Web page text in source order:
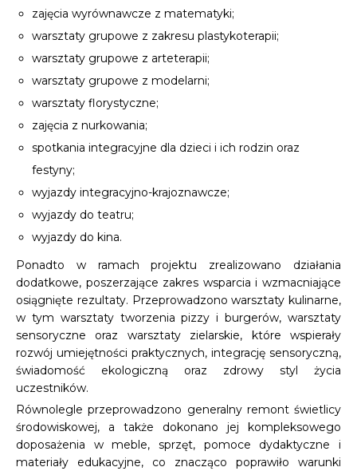
zajęcia wyrównawcze z matematyki;
warsztaty grupowe z zakresu plastykoterapii;
warsztaty grupowe z arteterapii;
warsztaty grupowe z modelarni;
warsztaty florystyczne;
zajęcia z nurkowania;
spotkania integracyjne dla dzieci i ich rodzin oraz
festyny;
wyjazdy integracyjno-krajoznawcze;
wyjazdy do teatru;
wyjazdy do kina.
Ponadto w ramach projektu zrealizowano działania
dodatkowe, poszerzające zakres wsparcia i wzmacniające
osiągnięte rezultaty. Przeprowadzono warsztaty kulinarne,
w tym warsztaty tworzenia pizzy i burgerów, warsztaty
sensoryczne oraz warsztaty zielarskie, które wspierały
rozwój umiejętności praktycznych, integrację sensoryczną,
świadomość ekologiczną oraz zdrowy styl życia
uczestników.
Równolegle przeprowadzono generalny remont świetlicy
środowiskowej, a także dokonano jej kompleksowego
doposażenia w meble, sprzęt, pomoce dydaktyczne i
materiały edukacyjne, co znacząco poprawiło warunki